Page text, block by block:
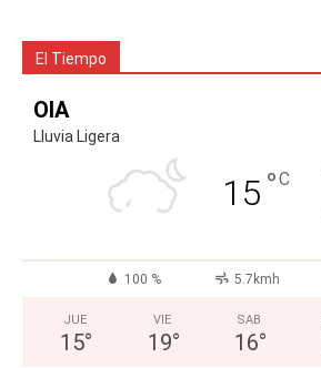
El Tiempo
OIA
Lluvia Ligera
15 °C
100 % 5.7kmh
JUE
15°
VIE
19°
SAB
16°